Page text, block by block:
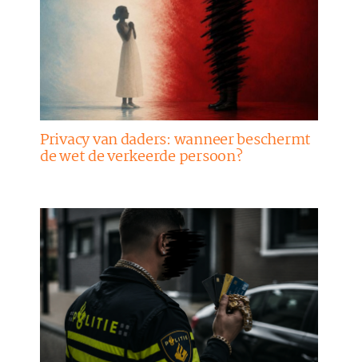
Privacy van daders: wanneer beschermt
de wet de verkeerde persoon?